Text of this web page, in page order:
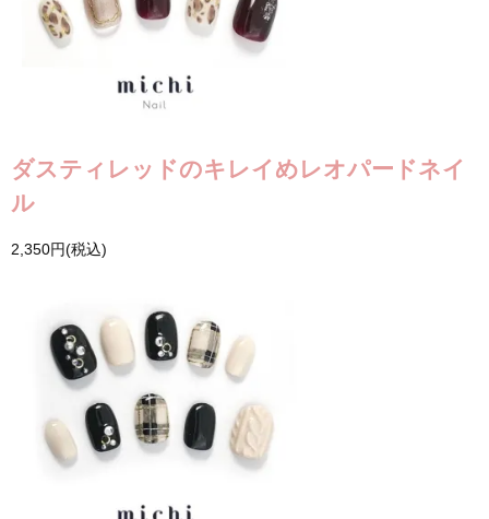
ダスティレッドのキレイめレオパードネイ
ル
2,350円(税込)